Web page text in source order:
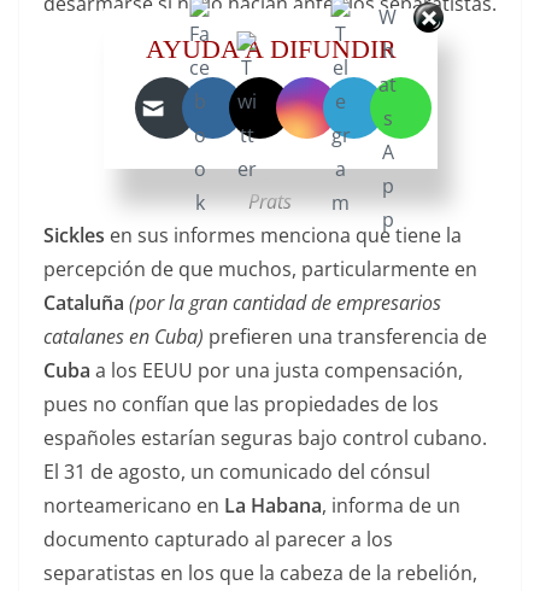
Juan
Prim
y
Prats
Sickles en sus informes menciona que tiene la
percepción de que muchos, particularmente en
Cataluña (por la gran cantidad de empresarios
catalanes en Cuba) prefieren una transferencia de
Cuba a los EEUU por una justa compensación,
pues no confían que las propiedades de los
españoles estarían seguras bajo control cubano.
El 31 de agosto, un comunicado del cónsul
norteamericano en La Habana, informa de un
documento capturado al parecer a los
separatistas en los que la cabeza de la rebelión,
AYUDA A DIFUNDIR